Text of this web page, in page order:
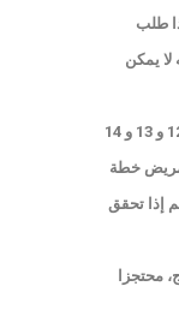
طلب
لا يمكن
6. باستثناء ما تنص عليه الفقرات 7 و 8 و 12 و 13 و 14
خطة
إذا تحقق
محتجزا